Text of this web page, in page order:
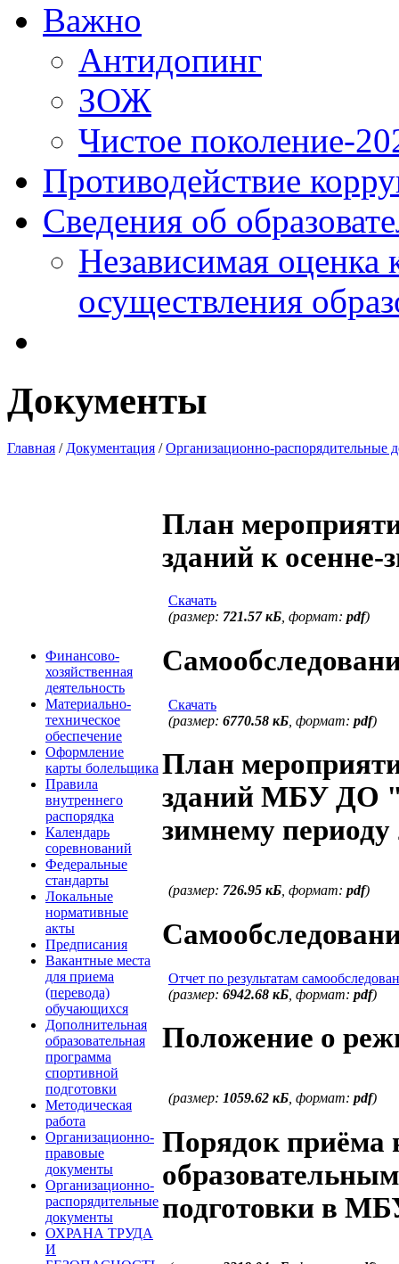
Важно
Антидопинг
ЗОЖ
Чистое поколение-
Противодействие
Сведения об
Независимая оценка
осуществления
Документы
Главная / Документация /Организационно-распорядительные
Финансово-
хозяйственная
деятельность
Материально-
техническое
обеспечение
Оформление
карты болельщика
Правила
внутреннего
распорядка
Календарь
соревнований
Федеральные
стандарты
Локальные
нормативные
акты
Предписания
Вакантные места
для приема
(перевода)
обучающихся
Дополнительная
образовательная
программа
спортивной
подготовки
Методическая
работа
Организационно-
правовые
документы
Организационно-
распорядительные
документы
ОХРАНА ТРУДА
И
План
зданий к осенне-
Скачать
(размер: 721.57 кБ , формат: pdf)
Скачать
(размер: 6770.58 кБ , формат: pdf)
План
зданий МБУ ДО
зимнему периоду
(размер: 726.95 кБ , формат: pdf)
Отчет по результатам
(размер: 6942.68 кБ , формат: pdf)
Положение о
(размер: 1059.62 кБ , формат: pdf)
Порядок приёма
подготовки в